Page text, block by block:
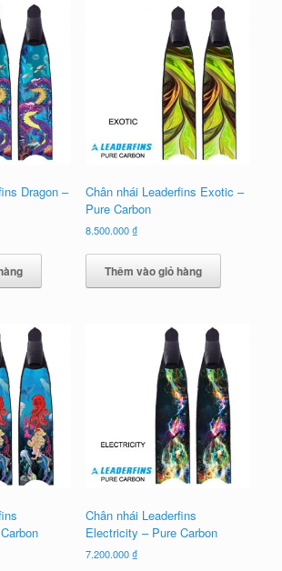
Dragon –
Chân nhái Leaderfins Exotic –
Pure Carbon
8.500.000₫
Thêm vào giỏ hàng
Chân nhái Leaderfins
Electricity – Pure Carbon
7.200.000₫